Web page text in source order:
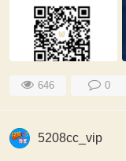
646 0
5208cc_vip